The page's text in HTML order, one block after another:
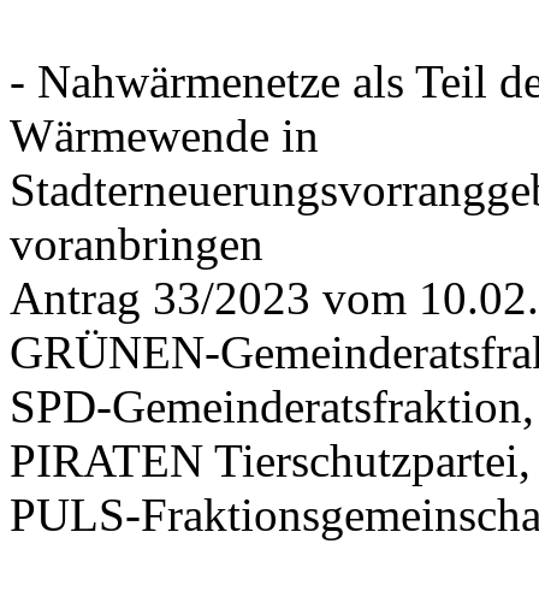
- Nahwärmenetze als Teil
Wärmewende in
voranbringen
Antrag 33/2023 vom
GRÜNEN-
SPD-
PIRATEN Tierschutzpartei,
PULS-